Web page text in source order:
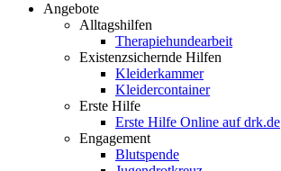
Angebote
Alltagshilfen
Therapiehundearbeit
Existenzsichernde Hilfen
Kleiderkammer
Kleidercontainer
Erste Hilfe
Erste Hilfe Online auf drk.de
Engagement
Blutspende